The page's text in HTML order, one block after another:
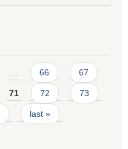
66 67
71 72 73
last »